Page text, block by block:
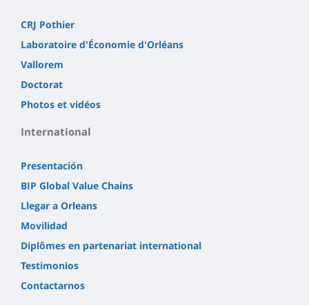
CRJ Pothier
Laboratoire d'Économie d'Orléans
Vallorem
Doctorat
Photos et vidéos
International
Presentación
BIP Global Value Chains
Llegar a Orleans
Movilidad
Diplômes en partenariat international
Testimonios
Contactarnos